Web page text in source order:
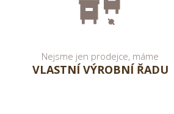
Nejsme jen prodejce, máme
VLASTNÍ VÝROBNÍ ŘADU